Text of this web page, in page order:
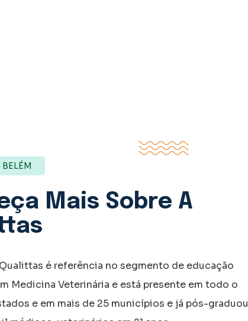
Mais Sobre A
é referência no segmento de educação
Medicina Veterinária e está presente em todo o
e em mais de 25 municípios e já pós-graduou